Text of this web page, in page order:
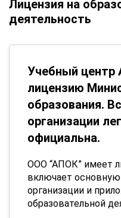
Лицензия на
деятельность
Учебный
лицензию
образования.
организации
официальна.
ООО “АПОК” имеет
включает
организации и
образовательной